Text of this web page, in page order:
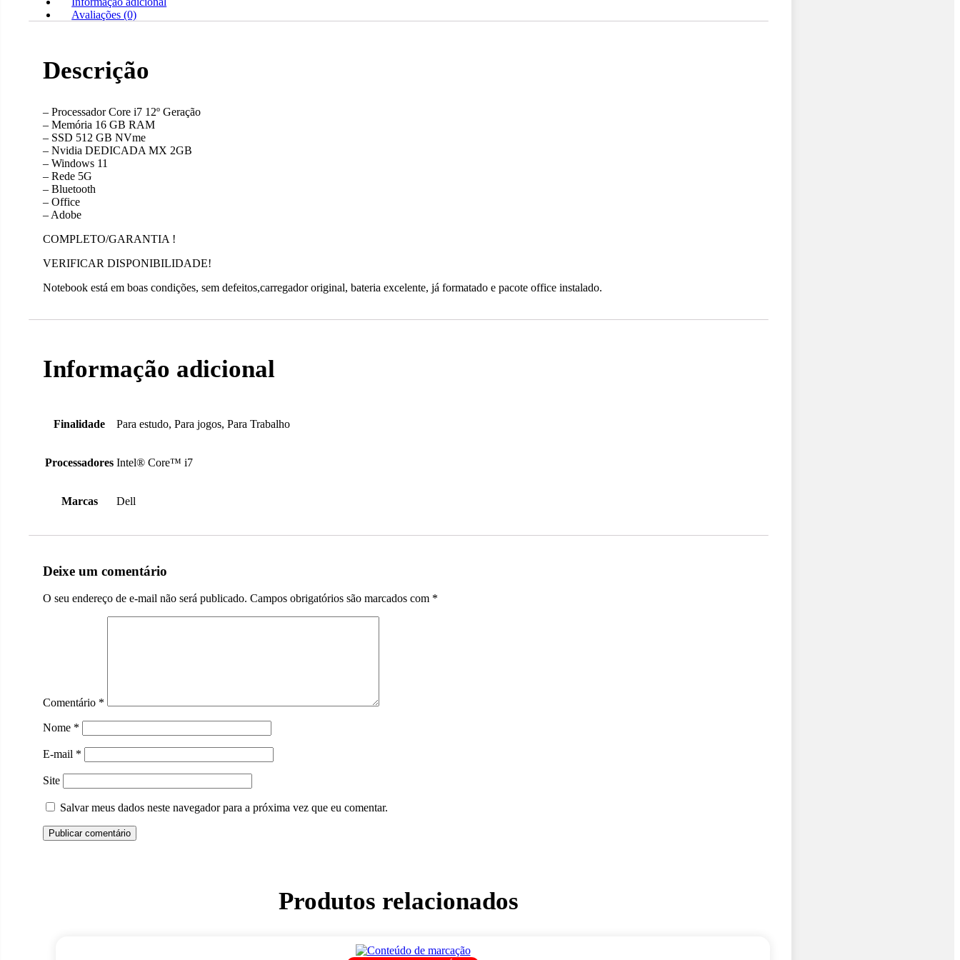
Avaliações (0)
Descrição
– Processador Core i7 12º Geração
– Memória 16 GB RAM
– SSD 512 GB NVme
– ⁠Nvidia DEDICADA MX 2GB
– Windows 11
– Rede 5G
– Bluetooth
– Office
– Adobe
COMPLETO/GARANTIA !
VERIFICAR DISPONIBILIDADE!
Notebook está em boas condições, sem defeitos,carregador original, bateria excelente, já formatado e pacote office instalado.
Informação adicional
Finalidade Para estudo, Para jogos, Para Trabalho
Processadores Intel® Core™ i7
Marcas Dell
Deixe um comentário
O seu endereço de e-mail não será publicado. Campos obrigatórios são marcados com *
Comentário *
Nome *
E-mail *
Site
Salvar meus dados neste navegador para a próxima vez que eu comentar.
Produtos relacionados